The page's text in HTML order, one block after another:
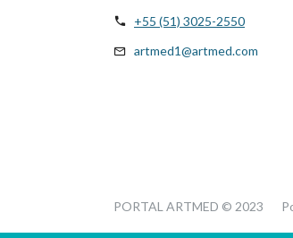
+55 (51) 3025-2550
artmed1@artmed.com
PORTAL ARTMED © 2023